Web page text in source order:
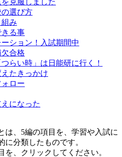
選び方
み
きる事
ション！入試期間中
合格
つらい時」は日能研に行く！
たきっかけ
ロー
になった
は、5編の項目を、学習や入試に
に分類したものです。
を、クリックしてください。